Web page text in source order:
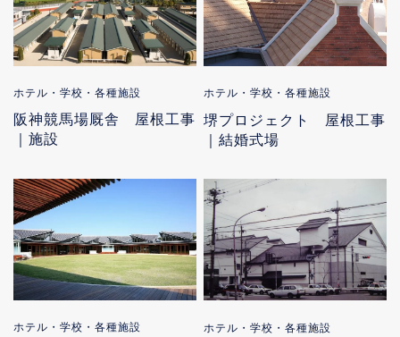
ホテル・学校・各種施設
阪神競馬場厩舎 屋根工事
｜施設
ホテル・学校・各種施設
堺プロジェクト 屋根工事
｜結婚式場
ホテル・学校・各種施設 ホテル・学校・各種施設